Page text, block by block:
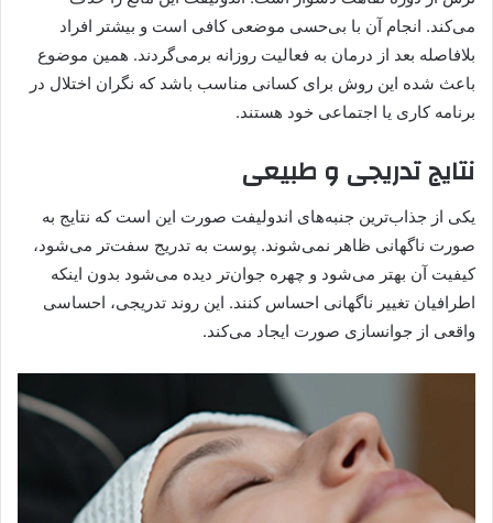
می‌کند. انجام آن با بی‌حسی موضعی کافی است و بیشتر افراد
بلافاصله بعد از درمان به فعالیت روزانه برمی‌گردند. همین موضوع
باعث شده این روش برای کسانی مناسب باشد که نگران اختلال در
برنامه کاری یا اجتماعی خود هستند.
نتایج تدریجی و طبیعی
یکی از جذاب‌ترین جنبه‌های اندولیفت صورت این است که نتایج به
صورت ناگهانی ظاهر نمی‌شوند. پوست به تدریج سفت‌تر می‌شود،
کیفیت آن بهتر می‌شود و چهره جوان‌تر دیده می‌شود بدون اینکه
اطرافیان تغییر ناگهانی احساس کنند. این روند تدریجی، احساسی
واقعی از جوانسازی صورت ایجاد می‌کند.